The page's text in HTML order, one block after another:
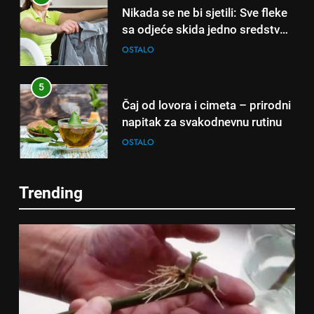
dana!
Nikada se ne bi sjetili: Sve fleke
sa odjeće skida jedno sredstvo
koje svi imamo u kući
OSTALO
5
Čaj od lovora i cimeta – prirodni
napitak za svakodnevnu rutinu
OSTALO
raditi kao sat, zaboravit ćete na
loše varenje
OSTALO
7
Tračevi su njihova glavna
preokupacija: Ljudi rođeni u ova
Trending
5
Čaj od lovora i cimeta – prirodni
napitak za svakodnevnu rutinu
6